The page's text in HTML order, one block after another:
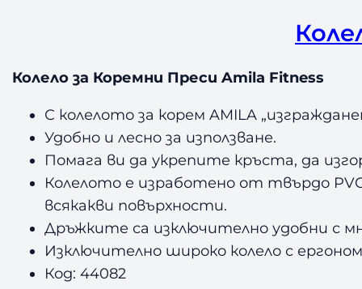
Колело за Коремни Преси Amila Fitness
С колелото за корем AMILA
Удобнo и леснo за използване.
Помага ви да укрепите кръста, да
Колелото е изработено от твърдо
всякакви повърхности.
Дръжките са изключително удобни с
Изключително широко колело с
Код: 44082